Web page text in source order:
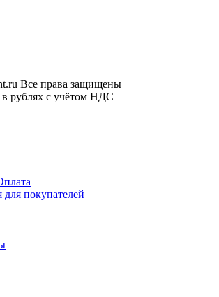
Все права защищены
рублях с учётом НДС
покупателей